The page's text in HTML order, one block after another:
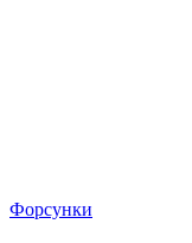
Форсунки